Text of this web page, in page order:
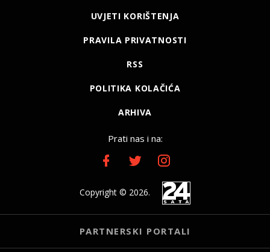
UVJETI KORIŠTENJA
PRAVILA PRIVATNOSTI
RSS
POLITIKA KOLAČIĆA
ARHIVA
Prati nas i na:
Copyright © 2026.
PARTNERSKI PORTALI